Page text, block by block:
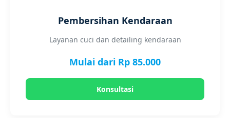
Pembersihan Kendaraan
Layanan cuci dan detailing kendaraan
Mulai dari Rp 85.000
Konsultasi